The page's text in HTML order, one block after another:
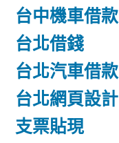
台中機車借款
台北借錢
台北汽車借款
台北網頁設計
支票貼現